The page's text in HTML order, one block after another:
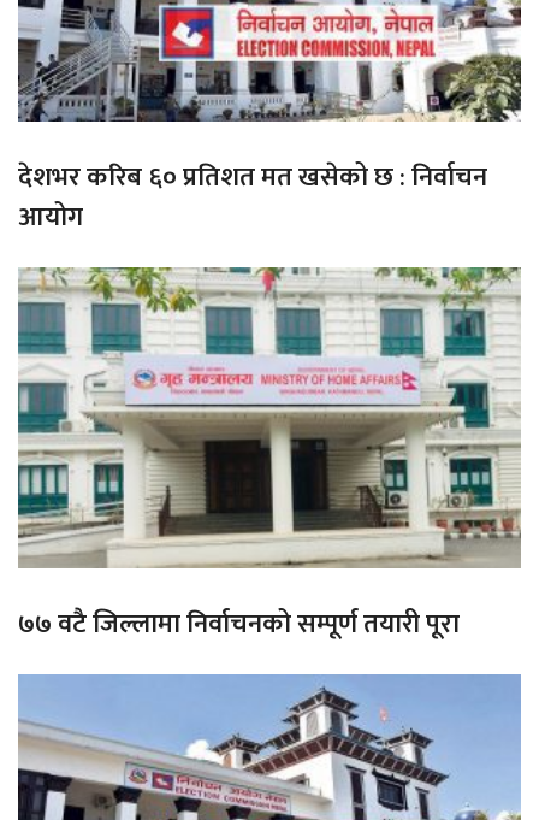
देशभर करिब ६० प्रतिशत मत खसेको छ : निर्वाचन
आयोग
७७ वटै जिल्लामा निर्वाचनको सम्पूर्ण तयारी पूरा